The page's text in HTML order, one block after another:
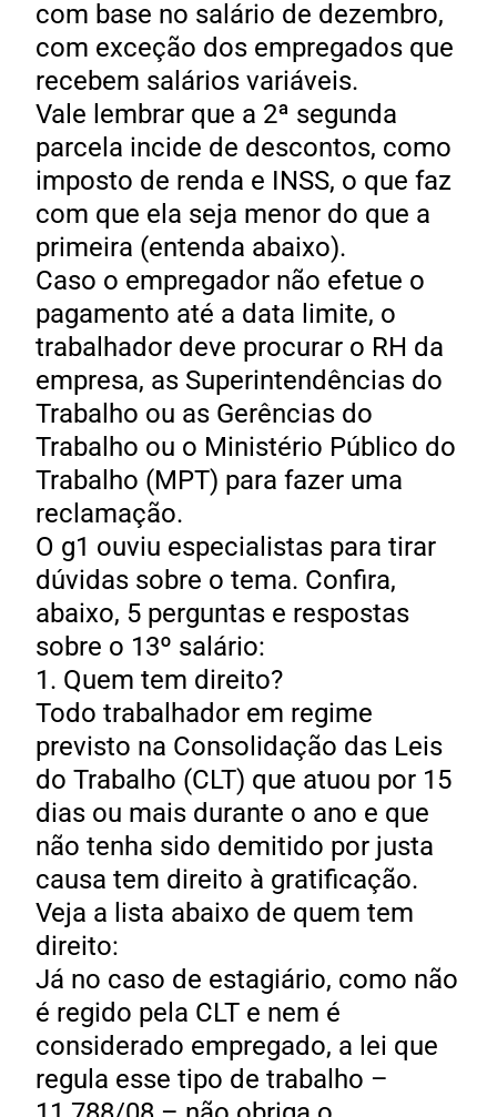
com base no salário de dezembro,
com exceção dos empregados que
recebem salários variáveis.
Vale lembrar que a 2ª segunda
parcela incide de descontos, como
imposto de renda e INSS, o que faz
com que ela seja menor do que a
primeira (entenda abaixo).
Caso o empregador não efetue o
pagamento até a data limite, o
trabalhador deve procurar o RH da
empresa, as Superintendências do
Trabalho ou as Gerências do
Trabalho ou o Ministério Público do
Trabalho (MPT) para fazer uma
reclamação.
O g1 ouviu especialistas para tirar
dúvidas sobre o tema. Confira,
abaixo, 5 perguntas e respostas
sobre o 13º salário:
1. Quem tem direito?
Todo trabalhador em regime
previsto na Consolidação das Leis
do Trabalho (CLT) que atuou por 15
dias ou mais durante o ano e que
não tenha sido demitido por justa
causa tem direito à gratificação.
Veja a lista abaixo de quem tem
direito:
Já no caso de estagiário, como não
é regido pela CLT e nem é
considerado empregado, a lei que
regula esse tipo de trabalho –